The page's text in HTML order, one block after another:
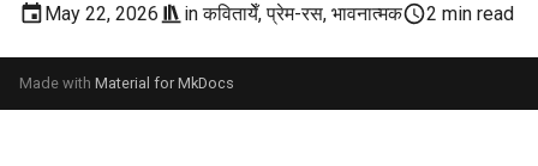
May 22, 2026
inकवितायेँ,प्रेम-रस, भावनात्मक 2 min read
Made with Material for MkDocs